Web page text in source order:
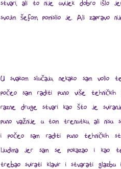
stvari, ali to nije uvijek dobro išlo
svojim šefom, pomislio je. Ali zapravo
U svakom slučaju, nekako sam
počeo sam raditi puno više
razne druge stvari kao što je
puno važnije u tom trenutku, ali nisu
i počeo sam raditi puno tehničkih
ljudima jer sam se pokazao i kao
trebao svirati klavir i stvarati